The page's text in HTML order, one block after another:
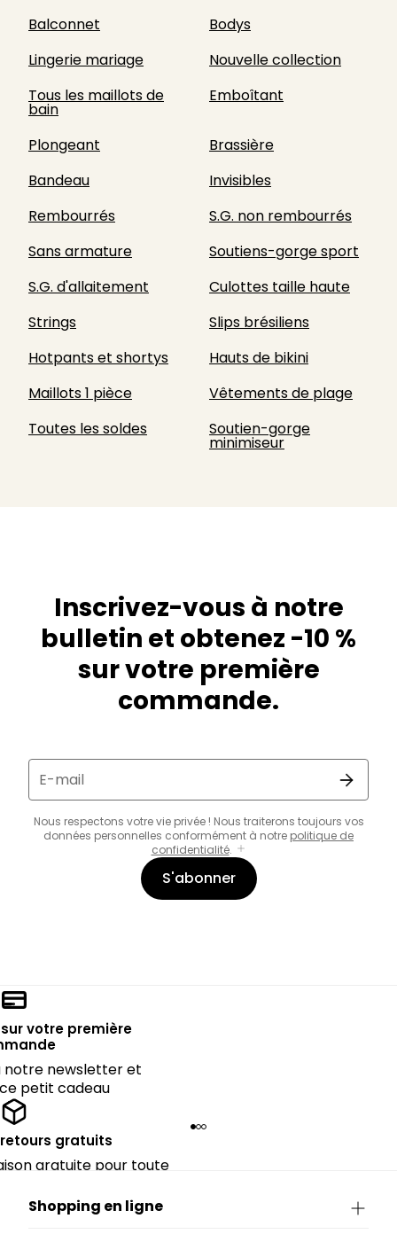
Balconnet
Bodys
Lingerie mariage
Nouvelle collection
Tous les maillots de
bain
Emboîtant
Plongeant
Brassière
Bandeau
Invisibles
Rembourrés
S.G. non rembourrés
Sans armature
Soutiens-gorge sport
S.G. d'allaitement
Culottes taille haute
Strings
Slips brésiliens
Hotpants et shortys
Hauts de bikini
Maillots 1 pièce
Vêtements de plage
Toutes les soldes
Soutien-gorge
minimiseur
Inscrivez-vous à notre
bulletin et obtenez -10 %
sur votre première
commande.
E-mail
Nous respectons votre vie privée ! Nous traiterons toujours vos
données personnelles conformément à notre politique de
confidentialité.
S'abonner
votre première
notre newsletter et
petit cadeau
gratuits
gratuite pour toute
Shopping en ligne